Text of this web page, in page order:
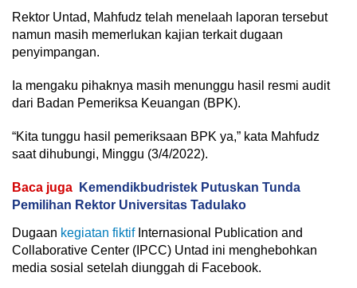
Rektor Untad, Mahfudz telah menelaah laporan tersebut
namun masih memerlukan kajian terkait dugaan
penyimpangan.
Ia mengaku pihaknya masih menunggu hasil resmi audit
dari Badan Pemeriksa Keuangan (BPK).
“Kita tunggu hasil pemeriksaan BPK ya,” kata Mahfudz
saat dihubungi, Minggu (3/4/2022).
Baca juga
Kemendikbudristek Putuskan Tunda
Pemilihan Rektor Universitas Tadulako
Dugaan kegiatan fiktifInternasional Publication and
Collaborative Center (IPCC) Untad ini menghebohkan
media sosial setelah diunggah di Facebook.